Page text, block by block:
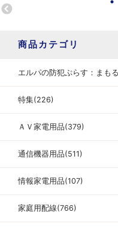
商品カテゴリ
エルパの防犯ぷらす：まも
特集(226)
ＡＶ家電用品(379)
通信機器用品(511)
情報家電用品(107)
家庭用配線(766)